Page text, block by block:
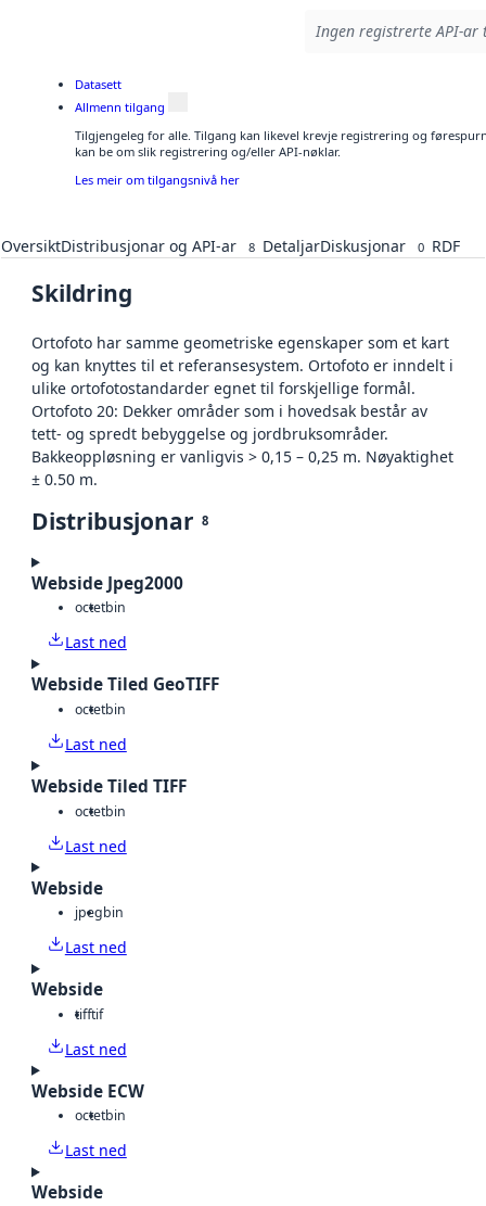
Ingen registrerte API-
Datasett
Allmenn tilgang
Tilgjengeleg for alle. Tilgang kan likevel krevje registrering og
kan be om slik registrering og/eller API-nøklar.
Les meir om tilgangsnivå her
OversiktDistribusjonar og API-ar 8 DetaljarDiskusjonar 0 RDF
Skildring
Ortofoto har samme geometriske egenskaper som et kart
og kan knyttes til et referansesystem. Ortofoto er inndelt i
ulike ortofotostandarder egnet til forskjellige formål.
Ortofoto 20: Dekker områder som i hovedsak består av
tett- og spredt bebyggelse og jordbruksområder.
Bakkeoppløsning er vanligvis > 0,15 – 0,25 m. Nøyaktighet
± 0.50 m.
Distribusjonar 8
Webside Jpeg2000
octetbin
Last ned
Webside Tiled GeoTIFF
octetbin
Last ned
Webside Tiled TIFF
octetbin
Last ned
Webside
jpegbin
Last ned
Webside
tifftif
Last ned
Webside ECW
octetbin
Last ned
Webside